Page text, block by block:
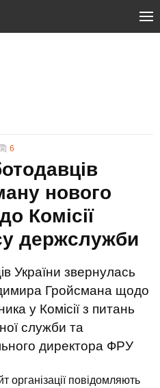
6
нового
Комісії
держслужби
України звернулась
Гройсмана щодо
у Комісії з питань
служби та
директора ФРУ
організації повідомляють